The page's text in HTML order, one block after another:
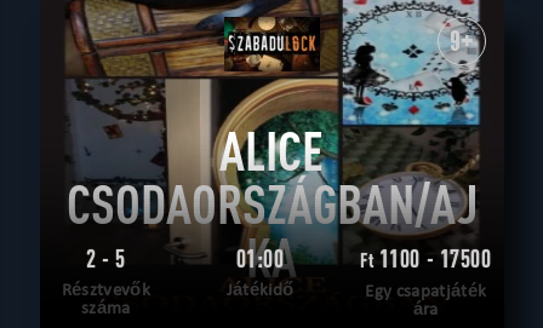
9+
ALICE
CSODAORSZÁGBAN/AJ
KA
2 - 5
Résztvevők
száma
01:00
Játékidő
Ft1100 - 17500
Egy csapatjáték
ára